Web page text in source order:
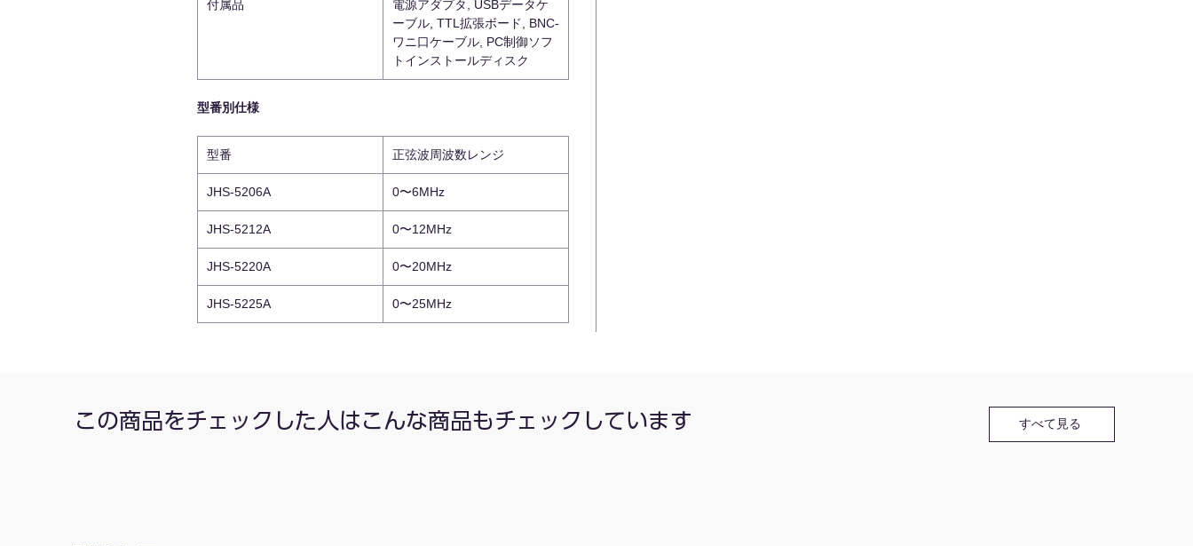
付属品
電源アダプタ, USBデータケ
ーブル, TTL拡張ボード, BNC-
ワニ口ケーブル, PC制御ソフ
トインストールディスク
型番別仕様
型番 正弦波周波数レンジ
JHS-5206A 0〜6MHz
JHS-5212A 0〜12MHz
JHS-5220A 0〜20MHz
JHS-5225A 0〜25MHz
この商品をチェックした人はこんな商品もチェックしています すべて見る